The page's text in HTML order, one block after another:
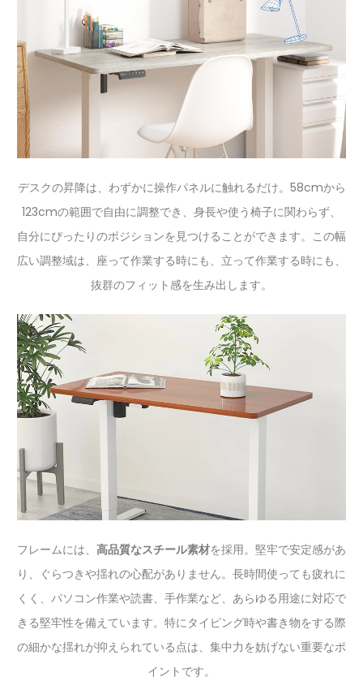
デスクの昇降は、わずかに操作パネルに触れるだけ。58cmから
123cmの範囲で自由に調整でき、身長や使う椅子に関わらず、
自分にぴったりのポジションを見つけることができます。この幅
広い調整域は、座って作業する時にも、立って作業する時にも、
抜群のフィット感を生み出します。
フレームには、 高品質なスチール素材を採用。堅牢で安定感があ
り、ぐらつきや揺れの心配がありません。長時間使っても疲れに
くく、パソコン作業や読書、手作業など、あらゆる用途に対応で
きる堅牢性を備えています。特にタイピング時や書き物をする際
の細かな揺れが抑えられている点は、集中力を妨げない重要なポ
イントです。